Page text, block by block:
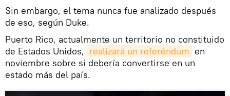
Sin embargo, el tema nunca fue analizado después
de eso, según Duke.
Puerto Rico, actualmente un territorio no constituido
de Estados Unidos, realizará un referéndum en
noviembre sobre si debería convertirse en un
estado más del país.